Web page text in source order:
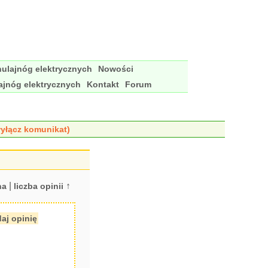
elektrycznych
Nowości
elektrycznych
Kontakt Forum
komunikat)
| liczba opinii ↑
opinię